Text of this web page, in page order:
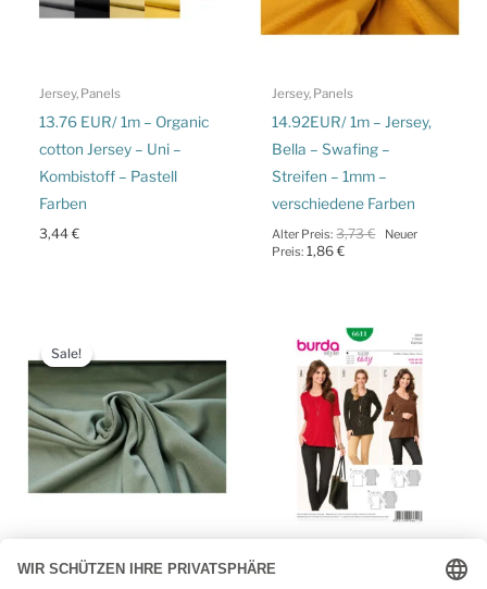
Jersey, Panels
13.76 EUR/ 1m – Organic
cotton Jersey – Uni –
Kombistoff – Pastell
Farben
3,44€
Jersey, Panels
14.92EUR/ 1m – Jersey,
Bella – Swafing –
Streifen – 1mm –
verschiedene Farben
Alter Preis: 3,73€
Ursprünglicher
Neuer
Preis: 1,86€Aktueller
Sale!
Sale!